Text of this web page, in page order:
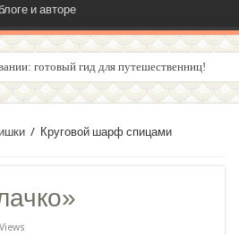
и авторе
/ Круговой шарф спицами